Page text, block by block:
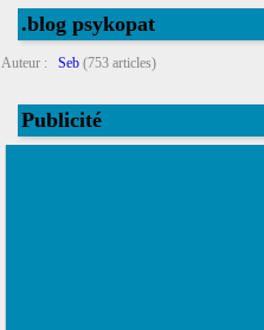
.blog psykopat
Auteur : Seb (753 articles)
Publicité